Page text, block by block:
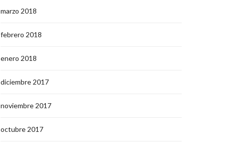
marzo 2018
febrero 2018
enero 2018
diciembre 2017
noviembre 2017
octubre 2017